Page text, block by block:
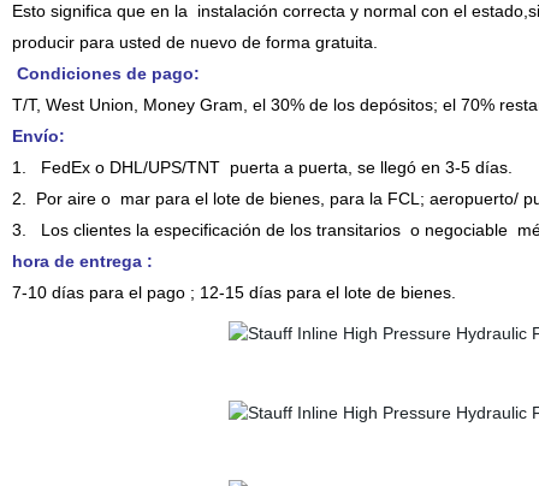
Esto significa que en la instalación correcta y normal con el
producir para usted de nuevo de forma gratuita.
Condiciones de pago:
T/T, West Union, Money Gram, el 30% de los depósitos; el 70%
Envío:
1.
FedEx o DHL/UPS/TNT puerta a puerta, se llegó en 3-5 días.
2. Por aire o mar para el lote de bienes, para la FCL; aeropuerto/
3.
Los clientes la especificación de los transitarios o negociable
hora de entrega :
7-10 días para el pago ; 12-15 días para el lote de bienes.